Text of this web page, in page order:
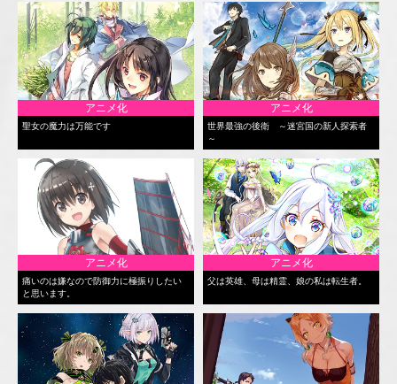
アニメ化
聖女の魔力は万能です
アニメ化
世界最強の後衛 ～迷宮国の新人探索者
～
アニメ化
痛いのは嫌なので防御力に極振りしたい
と思います。
アニメ化
父は英雄、母は精霊、娘の私は転生者。